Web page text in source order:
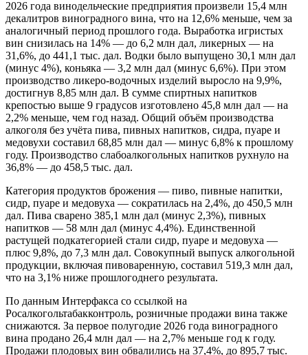
2026 года винодельческие предприятия произвели 15,4 млн
декалитров виноградного вина, что на 12,6% меньше, чем за
аналогичный период прошлого года. Выработка игристых
вин снизилась на 14% — до 6,2 млн дал, ликерных — на
31,6%, до 441,1 тыс. дал. Водки было выпущено 30,1 млн дал
(минус 4%), коньяка — 3,2 млн дал (минус 6,6%). При этом
производство ликеро-водочных изделий выросло на 9,9%,
достигнув 8,85 млн дал. В сумме спиртных напитков
крепостью выше 9 градусов изготовлено 45,8 млн дал — на
2,2% меньше, чем год назад. Общий объём производства
алкоголя без учёта пива, пивных напитков, сидра, пуаре и
медовухи составил 68,85 млн дал — минус 6,8% к прошлому
году. Производство слабоалкогольных напитков рухнуло на
36,8% — до 458,5 тыс. дал.
Категория продуктов брожения — пиво, пивные напитки,
сидр, пуаре и медовуха — сократилась на 2,4%, до 450,5 млн
дал. Пива сварено 385,1 млн дал (минус 2,3%), пивных
напитков — 58 млн дал (минус 4,4%). Единственной
растущей подкатегорией стали сидр, пуаре и медовуха —
плюс 9,8%, до 7,3 млн дал. Совокупный выпуск алкогольной
продукции, включая пивоваренную, составил 519,3 млн дал,
что на 3,1% ниже прошлогоднего результата.
По данным Интерфакса со ссылкой на
Росалкогольтабакконтроль, розничные продажи вина также
снижаются. За первое полугодие 2026 года виноградного
вина продано 26,4 млн дал — на 2,7% меньше год к году.
Продажи плодовых вин обвалились на 37,4%, до 895,7 тыс.